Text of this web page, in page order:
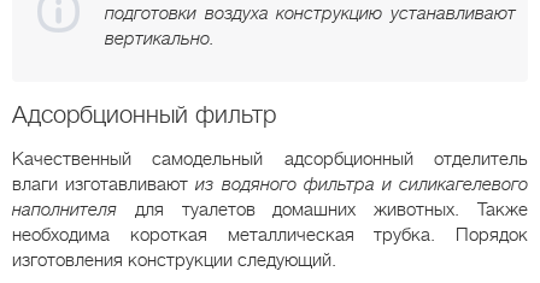
подготовки воздуха конструкцию устанавливают
вертикально.
Адсорбционный фильтр
Качественный самодельный адсорбционный отделитель
влаги изготавливаютиз водяного фильтра и силикагелевого
наполнителя для туалетов домашних животных. Также
необходима короткая металлическая трубка. Порядок
изготовления конструкции следующий.